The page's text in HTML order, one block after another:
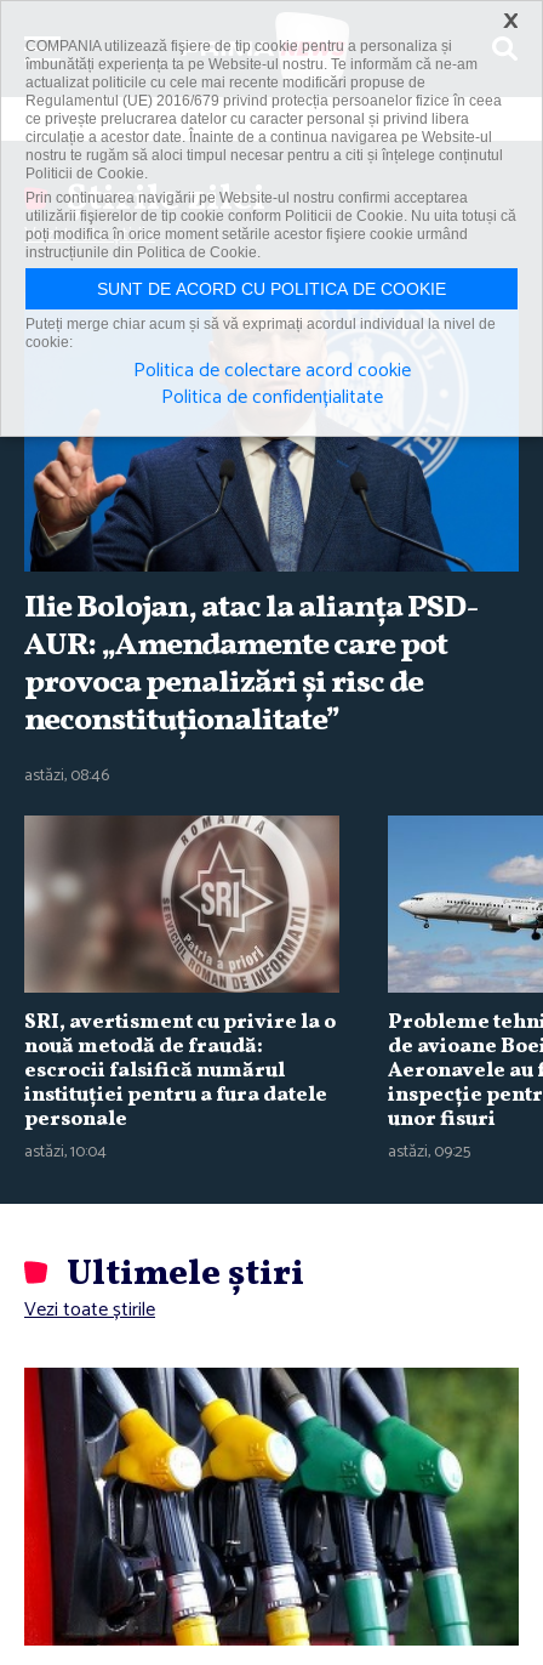
Știrile zilei
Vezi toate știrile
Ilie Bolojan, atac la alianţa PSD-
AUR: „Amendamente care pot
provoca penalizări şi risc de
neconstituţionalitate”
astăzi, 08:46
SRI, avertisment cu privire la o
nouă metodă de fraudă:
escrocii falsifică numărul
instituţiei pentru a fura datele
personale
astăzi, 10:04
Probleme
de avioane
Aeronavele
inspecţie
unor fisuri
astăzi, 09:25
Ultimele știri
Vezi toate știrile
×
COMPANIA utilizează fişiere de tip cookie pentru a personaliza și
îmbunătăți experiența ta pe Website-ul nostru. Te informăm că ne-am
actualizat politicile cu cele mai recente modificări propuse de
Regulamentul (UE) 2016/679 privind protecția persoanelor fizice în ceea
ce privește prelucrarea datelor cu caracter personal și privind libera
circulație a acestor date. Înainte de a continua navigarea pe Website-ul
nostru te rugăm să aloci timpul necesar pentru a citi și înțelege conținutul
Politicii de Cookie.
Prin continuarea navigării pe Website-ul nostru confirmi acceptarea
utilizării fişierelor de tip cookie conform Politicii de Cookie. Nu uita totuși că
poți modifica în orice moment setările acestor fişiere cookie urmând
instrucțiunile din Politica de Cookie.
SUNT DE ACORD CU POLITICA DE COOKIE
Puteți merge chiar acum și să vă exprimați acordul individual la nivel de
cookie:
Politica de colectare acord cookie
Politica de confidențialitate